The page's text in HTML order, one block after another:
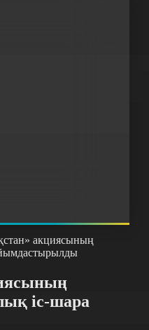
акциясының
іс-шара